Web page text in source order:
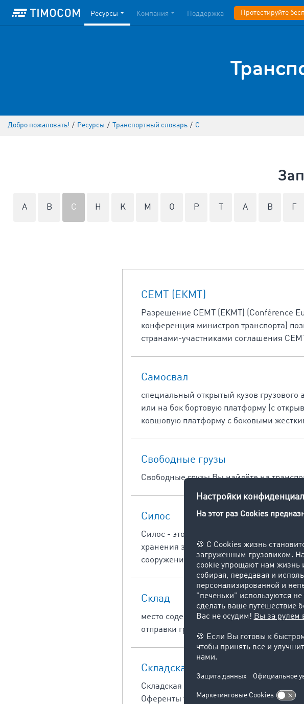
Ресурсы Компания Поддержка Протестируйте
Добро пожаловать! / Ресурсы / Транспортный словарь / C
A B C H K M O P А В
CEMT (ЕКМТ)
Разрешение CEMT (ЕКМТ) (Conférence
конференция министров транспорта)
странами-участниками соглашения
Cамосвал
специальный открытый кузов
или на бок бортовую платформу (с
ковшовую платформу с боковыми
Cвободные грузы
Свободные грузы Вы найдёте на
Cилос
Силос - это большая емкость для
хранения зерна устанавливаются на
сооружениях из бетона, камня, стали,
Cклад
место содержания запасов движимых
отправки грузов.
Cкладская биржа
Складская интернет-биржа - это
Оференты успользуют платформу для